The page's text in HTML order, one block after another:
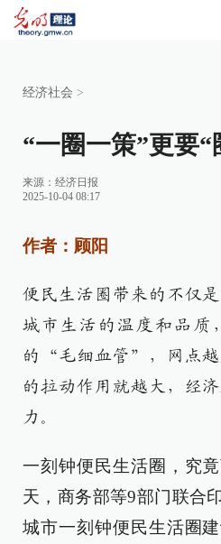
经济社会 >
“一圈一策”更要“
来源： 经济日报
2025-10-04 08:17
作者：顾阳
便民生活圈带来的不仅
城市生活的温度和品质
的“毛细血管”，网点越
的拉动作用就越大，经
力。
一刻钟便民生活圈，究
天，商务部等9部门联合
城市一刻钟便民生活圈